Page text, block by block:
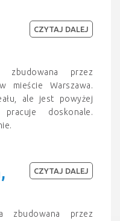
zbudowana przez
mieście Warszawa.
ale jest powyżej
doskonale.
CZYTAJ DALEJ
zbudowana przez
CZYTAJ DALEJ